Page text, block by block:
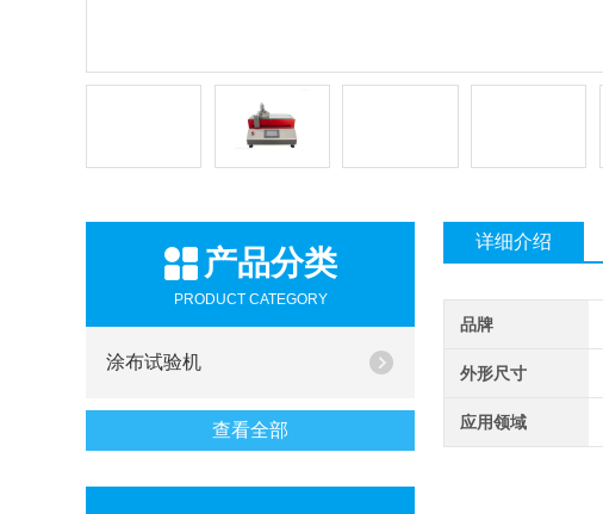
产品分类
PRODUCT CATEGORY
涂布试验机
查看全部
详细介绍
品牌
外形尺寸
应用领域